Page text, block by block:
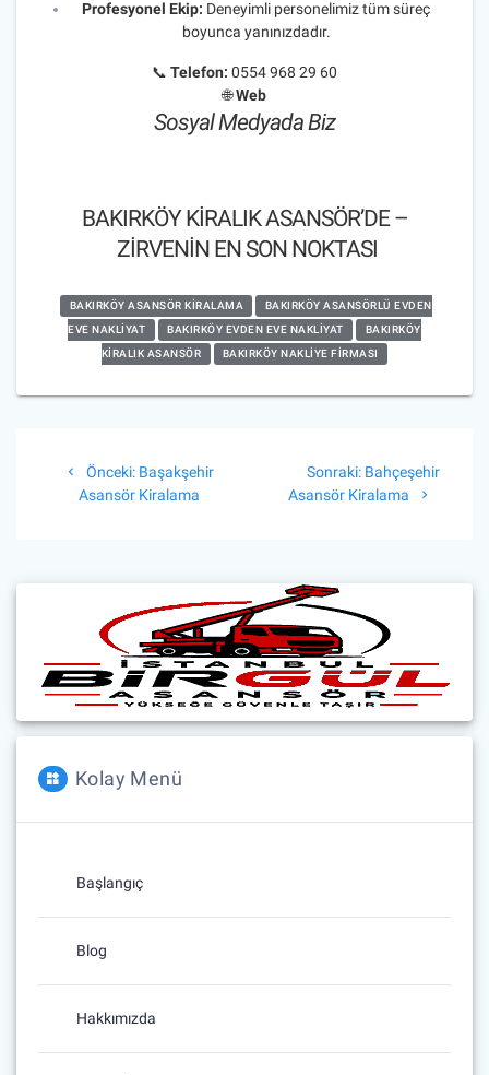
Profesyonel Ekip: Deneyimli personelimiz tüm süreç
boyunca yanınızdadır.
📞 Telefon: 0554 968 29 60
🌐Web
Sosyal Medyada Biz
BAKIRKÖY KİRALIK ASANSÖR’DE –
ZİRVENİN EN SON NOKTASI
BAKIRKÖY ASANSÖR KIRALAMA
BAKIRKÖY ASANSÖRLÜ EVDEN
EVE NAKLIYAT
BAKIRKÖY EVDEN EVE NAKLIYAT
BAKIRKÖY
KIRALIK ASANSÖR
BAKIRKÖY NAKLIYE FIRMASI
gezinmesi
Önceki: Önceki
yazı:
Başakşehir
Asansör Kiralama
Sonraki: Sonraki
yazı:
Bahçeşehir
Asansör Kiralama
Kolay Menü
Başlangıç
Blog
Hakkımızda